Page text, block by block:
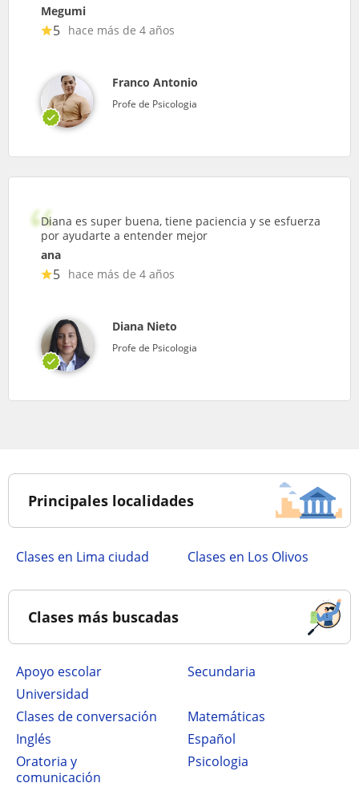
Megumi
5 hace más de 4 años
Franco Antonio
Profe de Psicologia
Diana es super buena, tiene paciencia y se esfuerza
por ayudarte a entender mejor
ana
5 hace más de 4 años
Diana Nieto
Profe de Psicologia
Principales localidades
Clases en Lima ciudad Clases en Los Olivos
Clases más buscadas
Apoyo escolar
secundaria
Universidad
Clases de conversación
Matemáticas
Inglés
Español
Oratoria y
comunicación
Psicologia